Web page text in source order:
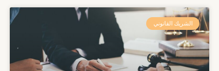
الشريك القانوني